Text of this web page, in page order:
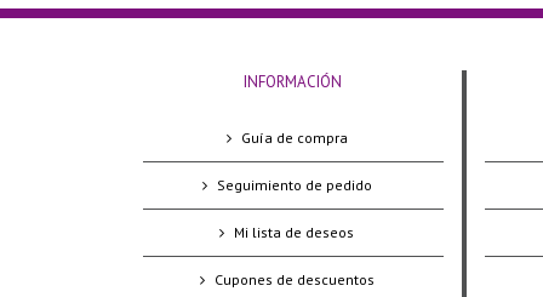
INFORMACIÓN
Guía de compra
Seguimiento de pedido
Mi lista de deseos
Cupones de descuentos